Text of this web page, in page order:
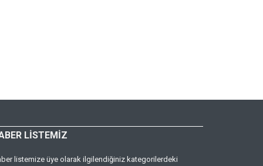
LİSTEMİZ
listemize üye olarak ilgilendiğiniz kategorilerdeki